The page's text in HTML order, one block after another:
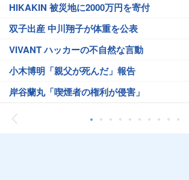
HIKAKIN 被災地に2000万円を寄付
双子出産 中川翔子が体重を公表
VIVANT ハッカーの不自然な言動
小木博明「親父が死んだ」報告
岸谷蘭丸「喫煙者の権利が侵害」